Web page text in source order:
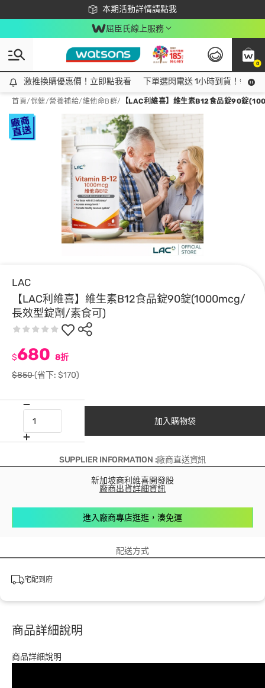
本期活動詳情請點我
下載app最高回饋$350
屈臣氏線上服務
0
激推換購優惠價！立即點我看
激推換購優惠價！立即點我看 下單選閃電送 1小時到貨！領神
首頁/保健/營養補給/維他命B群/ 【LAC利維喜】維生素B12食品錠90錠
LAC
【LAC利維喜】維生素B12食品錠90錠(1000mcg/
長效型錠劑/素食可)
$680 8折
$850(省下: $170)
加入購物袋
SUPPLIER INFORMATION :廠商直送資訊
新加坡商利維喜開發股
廠商出貨詳細資訊
進入廠商專店逛逛，湊免運
配送方式
宅配到府
商品詳細說明
商品詳細說明